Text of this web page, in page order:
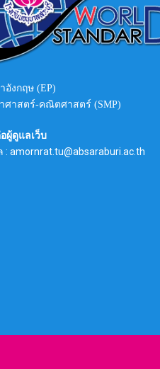
อังกฤษ (EP)
ศาสตร์-คณิตศาสตร์ (SMP)
ผู้ดูแลเว็บ
: amornrat.tu@absaraburi.ac.th